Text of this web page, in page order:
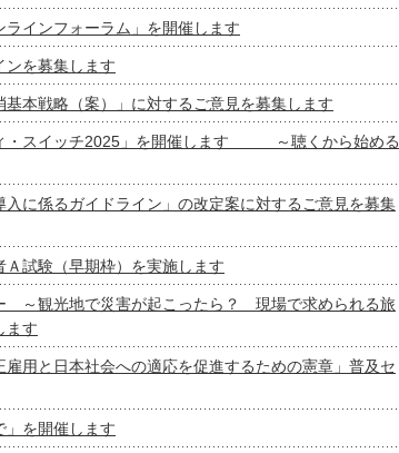
ラインフォーラム」を開催します
ンを募集します
基本戦略（案）」に対するご意見を募集します
・スイッチ2025」を開催します ～聴くから始める
入に係るガイドライン」の改定案に対するご意見を募集
試験（早期枠）を実施します
～観光地で災害が起こったら？ 現場で求められる旅
ます
用と日本社会への適応を促進するための憲章」普及セ
」を開催します